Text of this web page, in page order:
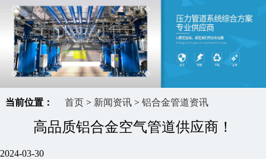
当前位置： 首页> 新闻资讯> 铝合金管道资讯
高品质铝合金空气管道供应商！
2024-03-30